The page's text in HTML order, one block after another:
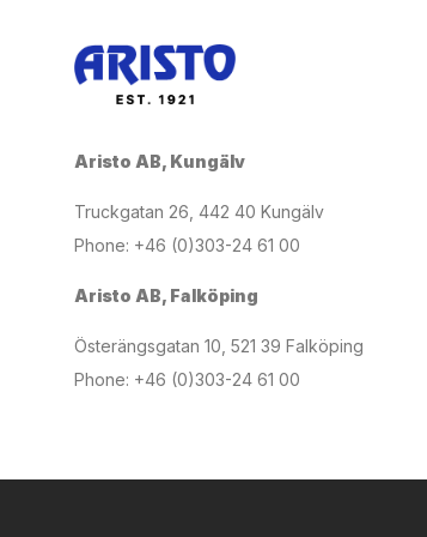
Aristo AB, Kungälv
Truckgatan 26, 442 40 Kungälv
Phone: +46 (0)303-24 61 00
Aristo AB, Falköping
Österängsgatan 10, 521 39 Falköping
Phone: +46 (0)303-24 61 00